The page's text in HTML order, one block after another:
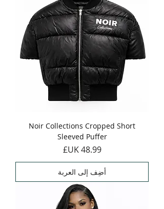
Noir Collections Cropped Short
Sleeved Puffer
السعر‏48.99 UK£
أضِف إلى العربة